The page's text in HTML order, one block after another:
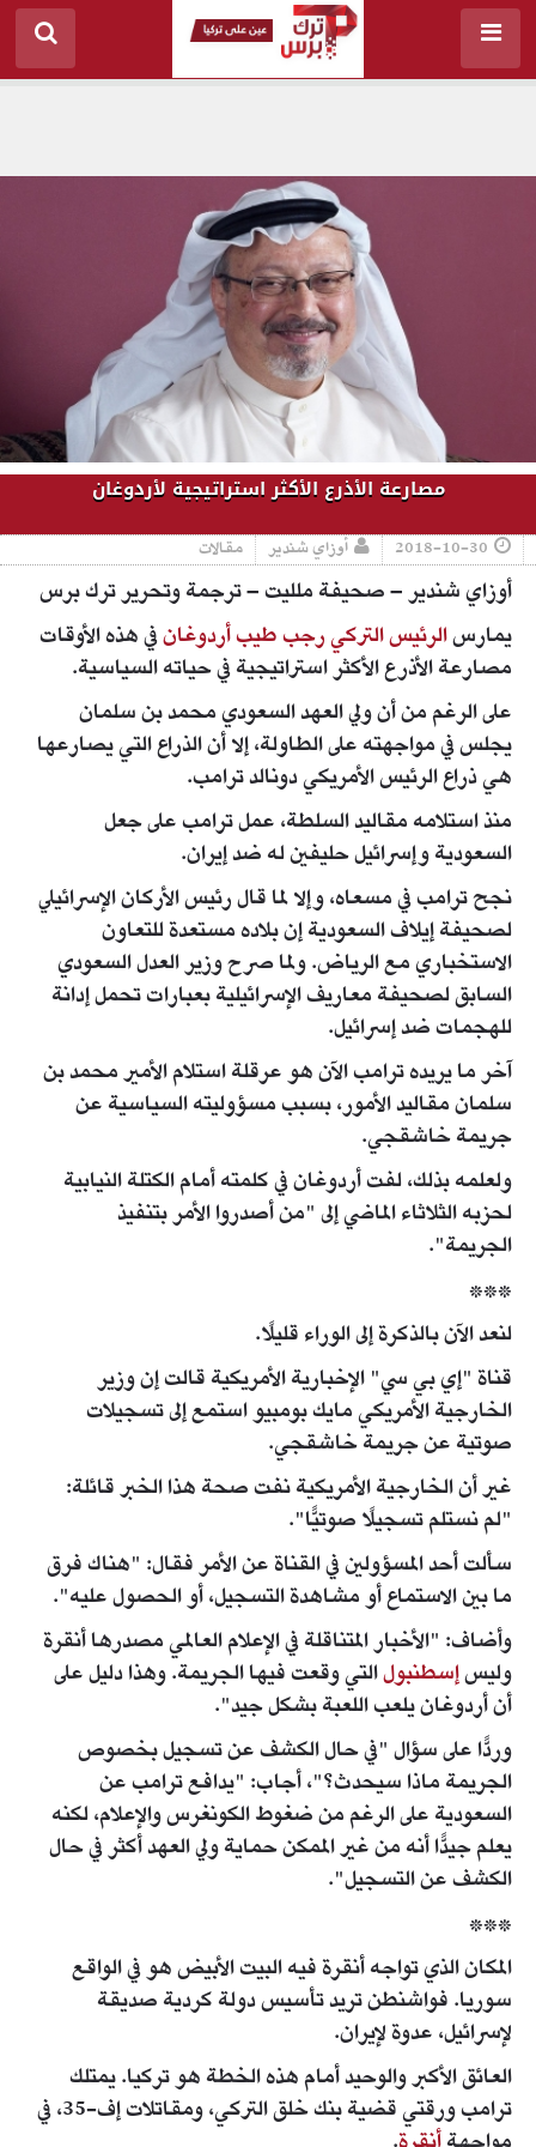
مصارعة الأذرع الأكثر استراتيجية لأردوغان
2018-10-30 أوزاي شندير مقالات
أوزاي شندير – صحيفة ملليت – ترجمة وتحرير ترك برس
يمارسالرئيس التركي رجب طيب أردوغانفي هذه الأوقات
مصارعة الأذرع الأكثر استراتيجية في حياته السياسية.
على الرغم من أن ولي العهد السعودي محمد بن سلمان
يجلس في مواجهته على الطاولة، إلا أن الذراع التي يصارعها
هي ذراع الرئيس الأمريكي دونالد ترامب.
منذ استلامه مقاليد السلطة، عمل ترامب على جعل
السعودية وإسرائيل حليفين له ضد إيران.
نجح ترامب في مسعاه، وإلا لما قال رئيس الأركان الإسرائيلي
لصحيفة إيلاف السعودية إن بلاده مستعدة للتعاون
الاستخباري مع الرياض. ولما صرح وزير العدل السعودي
السابق لصحيفة معاريف الإسرائيلية بعبارات تحمل إدانة
للهجمات ضد إسرائيل.
آخر ما يريده ترامب الآن هو عرقلة استلام الأمير محمد بن
سلمان مقاليد الأمور، بسبب مسؤوليته السياسية عن
جريمة خاشقجي.
ولعلمه بذلك، لفت أردوغان في كلمته أمام الكتلة النيابية
لحزبه الثلاثاء الماضي إلى "من أصدروا الأمر بتنفيذ
الجريمة".
***
لنعد الآن بالذكرة إلى الوراء قليلًا.
قناة "إي بي سي" الإخبارية الأمريكية قالت إن وزير
الخارجية الأمريكي مايك بومبيو استمع إلى تسجيلات
صوتية عن جريمة خاشقجي.
غير أن الخارجية الأمريكية نفت صحة هذا الخبر قائلة:
"لم نستلم تسجيلًا صوتيًّا".
سألت أحد المسؤولين في القناة عن الأمر فقال: "هناك فرق
ما بين الاستماع أو مشاهدة التسجيل، أو الحصول عليه".
وأضاف: "الأخبار المتناقلة في الإعلام العالمي مصدرها أنقرة
وليسإسطنبولالتي وقعت فيها الجريمة. وهذا دليل على
أن أردوغان يلعب اللعبة بشكل جيد".
وردًّا على سؤال "في حال الكشف عن تسجيل بخصوص
الجريمة ماذا سيحدث؟"، أجاب: "يدافع ترامب عن
السعودية على الرغم من ضغوط الكونغرس والإعلام، لكنه
يعلم جيدًّا أنه من غير الممكن حماية ولي العهد أكثر في حال
الكشف عن التسجيل".
***
المكان الذي تواجه أنقرة فيه البيت الأبيض هو في الواقع
سوريا. فواشنطن تريد تأسيس دولة كردية صديقة
لإسرائيل، عدوة لإيران.
العائق الأكبر والوحيد أمام هذه الخطة هو تركيا. يمتلك
ترامب ورقتي قضية بنك خلق التركي، ومقاتلات إف-35، في